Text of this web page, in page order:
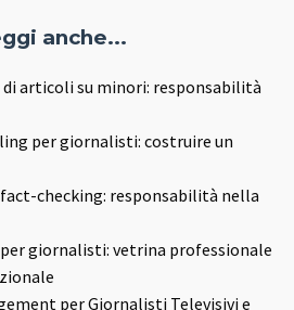
anche...
articoli su minori: responsabilità
per giornalisti: costruire un
checking: responsabilità nella
giornalisti: vetrina professionale
per Giornalisti Televisivi e